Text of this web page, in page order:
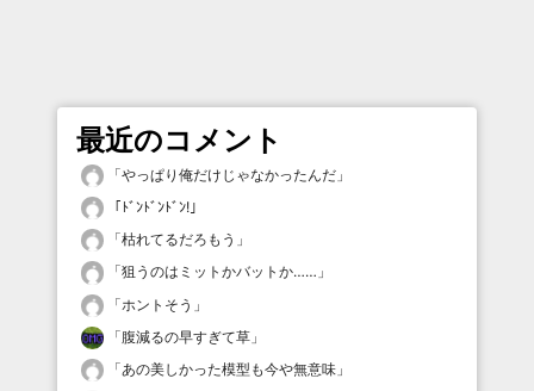
最近のコメント
「やっぱり俺だけじゃなかったんだ 」
「 ﾄﾞﾝﾄﾞﾝﾄﾞﾝ! 」
「枯れてるだろもう 」
「狙うのはミットかバットか…… 」
「ホントそう 」
「腹減るの早すぎて草 」
「あの美しかった模型も今や無意味 」